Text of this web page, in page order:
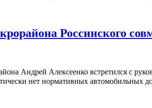
Россинского
Андрей Алексеенко встретился с
нет нормативных автомобильных